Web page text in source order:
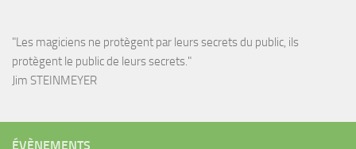
"Les magiciens ne protègent par leurs secrets du public, ils
protègent le public de leurs secrets."
Jim STEINMEYER
ÉVÈNEMENTS